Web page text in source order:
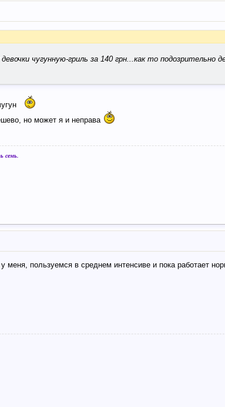
чугунную-гриль за 140 грн...как то подозрительно
но может я и неправа
семь.
меня, пользуемся в среднем интенсиве и пока работает